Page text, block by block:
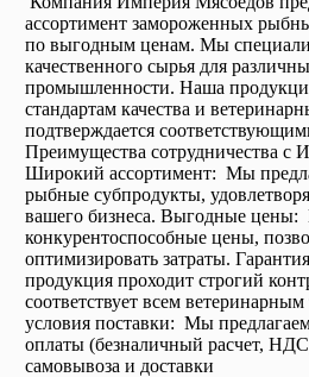
ассортимент замороженных
по выгодным ценам. Мы
качественного сырья для
промышленности. Наша
стандартам качества и
подтверждается
Преимущества сотрудничества с
Широкий ассортимент: Мы
рыбные субпродукты,
вашего бизнеса. Выгодные
конкурентоспособные цены,
оптимизировать затраты.
продукция проходит строгий
соответствует всем
условия поставки: Мы
оплаты (безналичный расчет,
самовывоза и доставки